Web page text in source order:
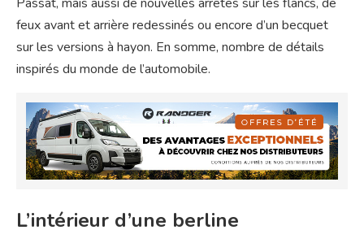
feux avant et arrière redessinés ou encore d’un becquet
sur les versions à hayon. En somme, nombre de détails
inspirés du monde de l’automobile.
L’intérieur d’une berline